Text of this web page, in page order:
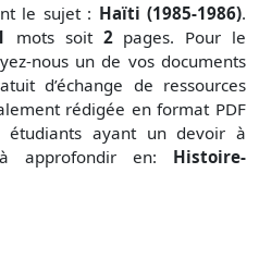
le sujet : Haïti (1985-1986).
mots soit 2pages. Pour le
nous un de vos documents
d’échange de ressources
rédigée en format PDF
ayant un devoir à
approfondir en: Histoire-